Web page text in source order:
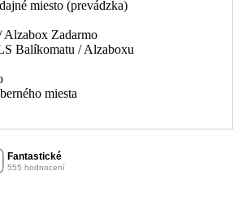
miesto (prevádzka)
Alzabox Zadarmo
Balíkomatu / Alzaboxu
miesta